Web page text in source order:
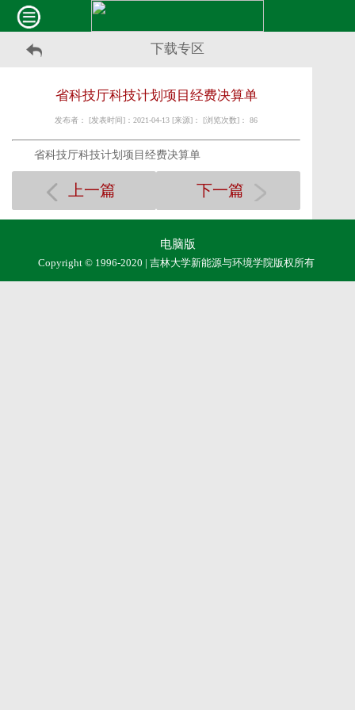
下载专区
省科技厅科技计划项目经费决算单
发布者： [发表时间]：2021-04-13 [来源]： [浏览次数]： 86
省科技厅科技计划项目经费决算单
上一篇 下一篇
电脑版
Copyright © 1996-2020 | 吉林大学新能源与环境学院版权所有